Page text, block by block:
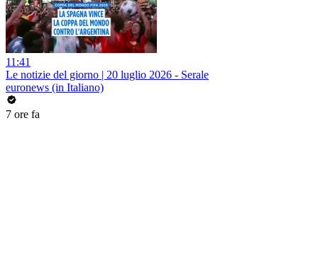
11:41
Le notizie del giorno | 20 luglio 2026 - Serale
euronews (in Italiano)
7 ore fa